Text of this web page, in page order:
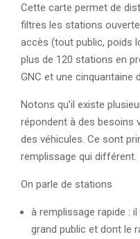
Cette carte permet de
filtres les stations
accès (tout public, poids
plus de 120 stations en
GNC et une cinquantaine
Notons qu’il existe
répondent à des besoins
des véhicules. Ce sont
remplissage qui différent.
On parle de stations
à remplissage rapide :
grand public et dont le